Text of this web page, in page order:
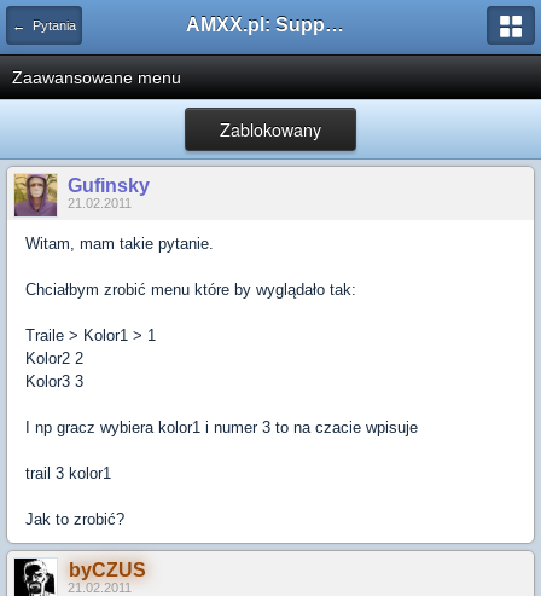
← Pytania AMXX.pl: Support AMX Mod X i SourceMod
Zaawansowane menu
Zablokowany
Gufinsky
21.02.2011
Witam, mam takie pytanie.
Chciałbym zrobić menu które by wyglądało tak:
Traile > Kolor1 > 1
Kolor2 2
Kolor3 3
I np gracz wybiera kolor1 i numer 3 to na czacie wpisuje
trail 3 kolor1
Jak to zrobić?
byCZUS
21.02.2011